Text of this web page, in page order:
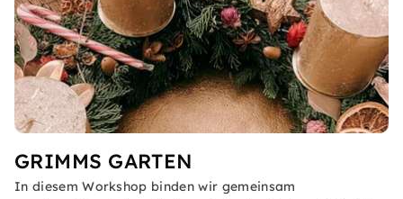
GRIMMS GARTEN
In diesem Workshop binden wir gemeinsam